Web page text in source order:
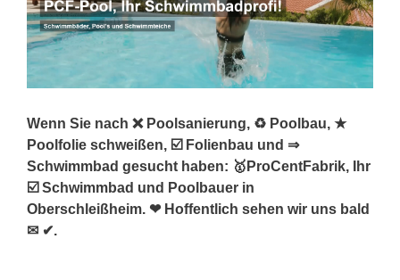
Wenn Sie nach ❌ Poolsanierung, ♻ Poolbau, ★
Poolfolie schweißen, ☑️ Folienbau und ⇒
Schwimmbad gesucht haben: 🥇ProCentFabrik, Ihr
☑️ Schwimmbad und Poolbauer in
Oberschleißheim. ❤ Hoffentlich sehen wir uns bald
✉ ✔.